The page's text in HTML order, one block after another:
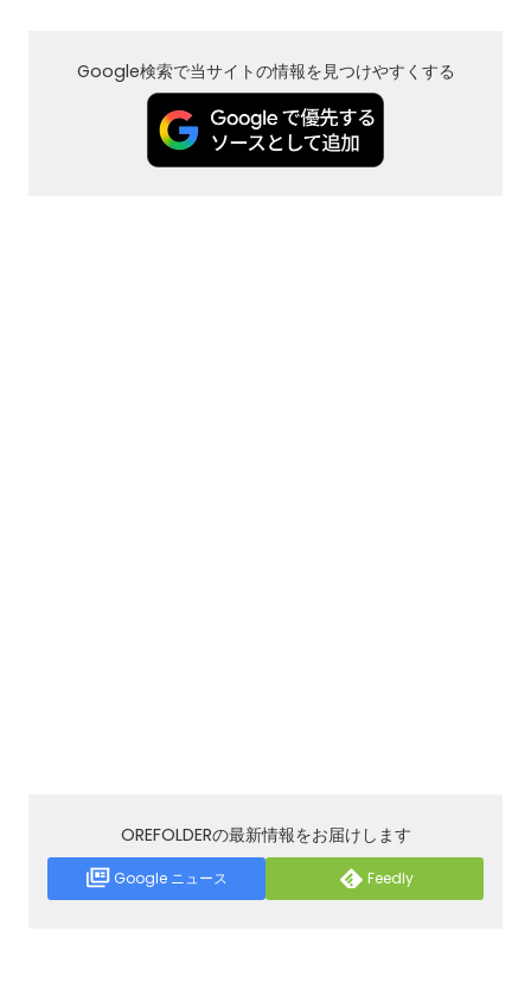
Google検索で当サイトの情報を見つけやすくする
OREFOLDERの最新情報をお届けします
Google ニュース Feedly